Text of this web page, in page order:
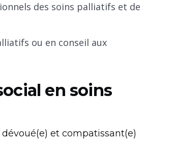
des soins palliatifs et de
ou en conseil aux
en soins
et compatissant(e)